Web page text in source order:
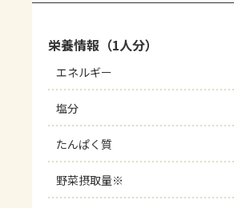
栄養情報（1人分）
エネルギー
塩分
たんぱく質
野菜摂取量※